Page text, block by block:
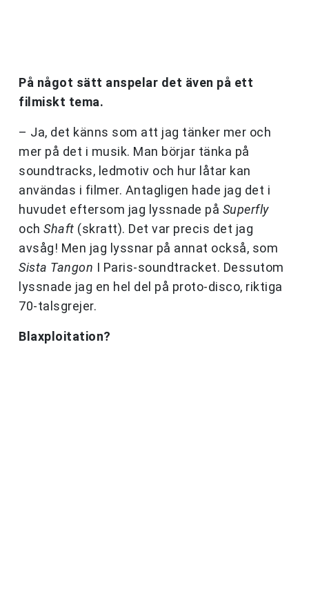
På något sätt anspelar det även på ett
filmiskt tema.
– Ja, det känns som att jag tänker mer och
mer på det i musik. Man börjar tänka på
soundtracks, ledmotiv och hur låtar kan
användas i filmer. Antagligen hade jag det i
huvudet eftersom jag lyssnade på Superfly
och Shaft (skratt). Det var precis det jag
avsåg! Men jag lyssnar på annat också, som
Sista Tangon I Paris-soundtracket. Dessutom
lyssnade jag en hel del på proto-disco, riktiga
70-talsgrejer.
Blaxploitation?